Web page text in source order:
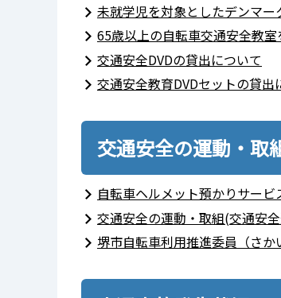
未就学児を対象としたデンマー
65歳以上の自転車交通安全教
交通安全DVDの貸出について
交通安全教育DVDセットの貸出
交通安全の運動・取
自転車ヘルメット預かりサービ
交通安全の運動・取組(交通安
堺市自転車利用推進委員（さか